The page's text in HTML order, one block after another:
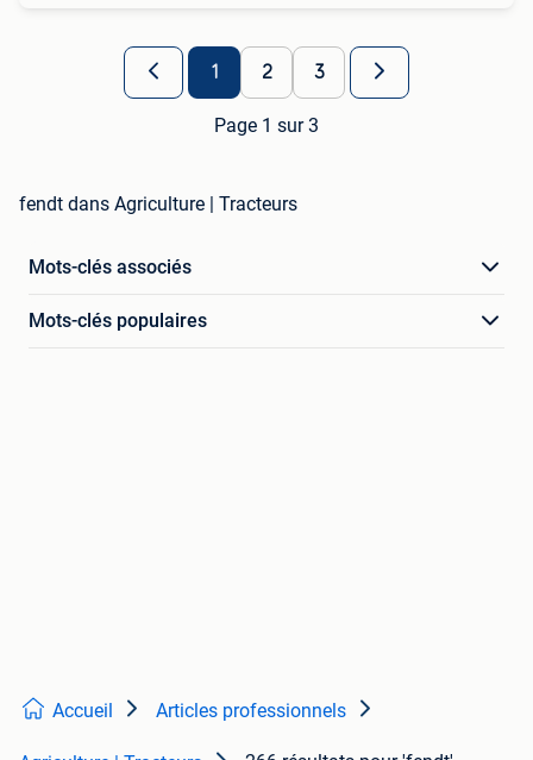
1 2 3
Page 1 sur 3
fendt dans Agriculture | Tracteurs
Mots-clés associés
Mots-clés populaires
Accueil Articles professionnels